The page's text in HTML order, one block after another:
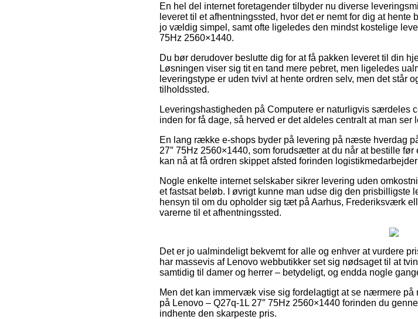
En hel del internet foretagender tilbyder nu diverse
leveret til et afhentningssted, hvor det er nemt for dig at
jo vældig simpel, samt ofte ligeledes den mindst kostelige
75Hz 2560×1440.
Du bør derudover beslutte dig for at få pakken leveret til din
Løsningen viser sig tit en tand mere pebret, men ligeledes
leveringstype er uden tvivl at hente ordren selv, men det står
tilholdssted.
Leveringshastigheden på Computere er naturligvis særdeles
inden for få dage, så herved er det aldeles centralt at man
En lang række e-shops byder på levering på næste hverdag
27″ 75Hz 2560×1440, som forudsætter at du når at bestille
kan nå at få ordren skippet afsted forinden
Nogle enkelte internet selskaber sikrer levering uden
et fastsat beløb. I øvrigt kunne man udse dig den prisbilligste
hensyn til om du opholder sig tæt på Aarhus, Frederiksværk
varerne til et afhentningssted.
Det er jo ualmindeligt bekvemt for alle og enhver at vurdere
har massevis af Lenovo webbutikker set sig nødsaget til at
samtidig til damer og herrer – betydeligt, og endda nogle
Men det kan immervæk vise sig fordelagtigt at se nærmere
på Lenovo – Q27q-1L 27″ 75Hz 2560×1440 forinden du
indhente den skarpeste pris.